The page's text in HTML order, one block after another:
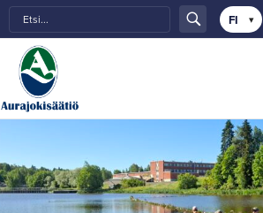
Choose
a